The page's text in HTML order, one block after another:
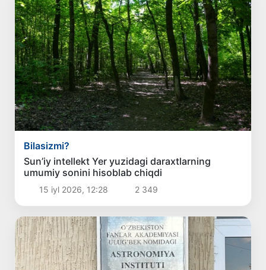
Bilasizmi?
Sun’iy intellekt Yer yuzidagi daraxtlarning
umumiy sonini hisoblab chiqdi
15 iyl 2026, 12:28 2 349